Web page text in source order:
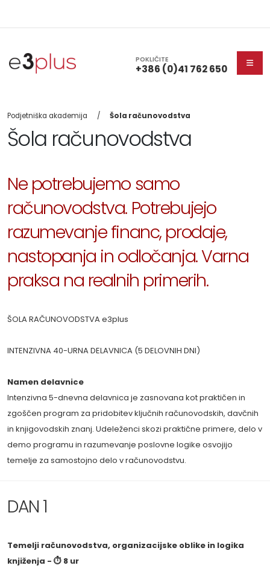
POKLIČITE
+386 (0)41 762 650
Podjetniška akademija Šola računovodstva
Šola računovodstva
Ne potrebujemo samo
računovodstva. Potrebujejo
razumevanje financ, prodaje,
nastopanja in odločanja. Varna
praksa na realnih primerih.
ŠOLA RAČUNOVODSTVA e3plus
INTENZIVNA 40-URNA DELAVNICA (5 DELOVNIH DNI)
Namen delavnice
Intenzivna 5-dnevna delavnica je zasnovana kot praktičen in
zgoščen program za pridobitev ključnih računovodskih, davčnih
in knjigovodskih znanj. Udeleženci skozi praktične primere, delo v
demo programu in razumevanje poslovne logike osvojijo
temelje za samostojno delo v računovodstvu.
DAN 1
Temelji računovodstva, organizacijske oblike in logika
knjiženja - ⏱ 8 ur